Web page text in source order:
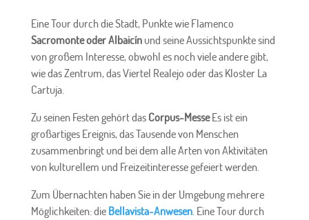
Eine Tour durch die Stadt, Punkte wie Flamenco
Sacromonte oder Albaicínund seine Aussichtspunkte sind
von großem Interesse, obwohl es noch viele andere gibt,
wie das Zentrum, das Viertel Realejo oder das Kloster La
Cartuja.
Zu seinen Festen gehört das Corpus-MesseEs ist ein
großartiges Ereignis, das Tausende von Menschen
zusammenbringt und bei dem alle Arten von Aktivitäten
von kulturellem und Freizeitinteresse gefeiert werden.
Zum Übernachten haben Sie in der Umgebung mehrere
Möglichkeiten: die Bellavista-Anwesen. Eine Tour durch